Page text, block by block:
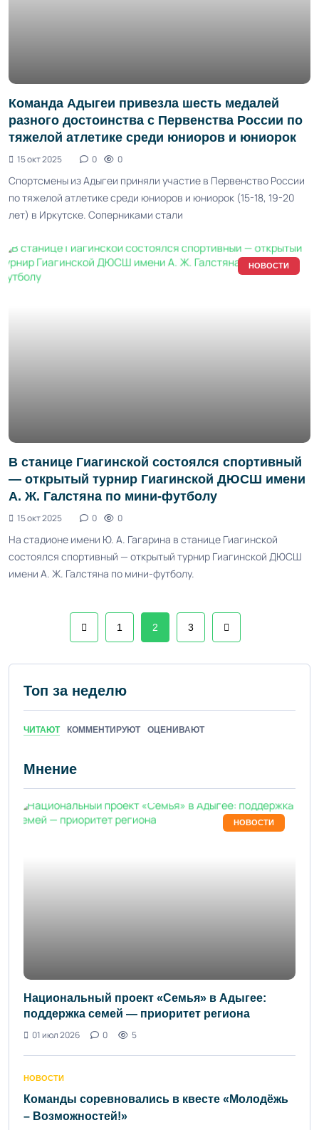
Команда Адыгеи привезла шесть медалей
разного достоинства с Первенства России по
тяжелой атлетике среди юниоров и юниорок
15 окт 2025 0 0
Спортсмены из Адыгеи приняли участие в Первенство России
по тяжелой атлетике среди юниоров и юниорок (15-18, 19-20
лет) в Иркутске. Соперниками стали
НОВОСТИ
В станице Гиагинской состоялся спортивный
— открытый турнир Гиагинской ДЮСШ имени
А. Ж. Галстяна по мини-футболу
15 окт 2025 0 0
На стадионе имени Ю. А. Гагарина в станице Гиагинской
состоялся спортивный — открытый турнир Гиагинской ДЮСШ
имени А. Ж. Галстяна по мини-футболу.
1 2 3
Топ за неделю
ЧИТАЮТ КОММЕНТИРУЮТ ОЦЕНИВАЮТ
Мнение
НОВОСТИ
Национальный проект «Семья» в Адыгее:
поддержка семей — приоритет региона
01 июл 2026
0 5
НОВОСТИ
Команды соревновались в квесте «Молодёжь
– Возможностей!»